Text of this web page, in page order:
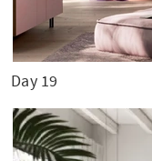
Day 19